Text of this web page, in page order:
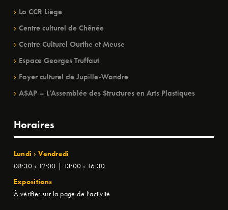
La CCR Liège
Centre culturel de Chênée
Centre Culturel Ourthe et Meuse
Espace Georges Truffaut
Foyer culturel de Jupille-Wandre
ASAP – L’Assemblée des Structures en Arts Plastiques
Horaires
Lundi › Vendredi
08:30 › 12:00 | 13:00 › 16:30
Expositions
À vérifier sur la page de l'activité